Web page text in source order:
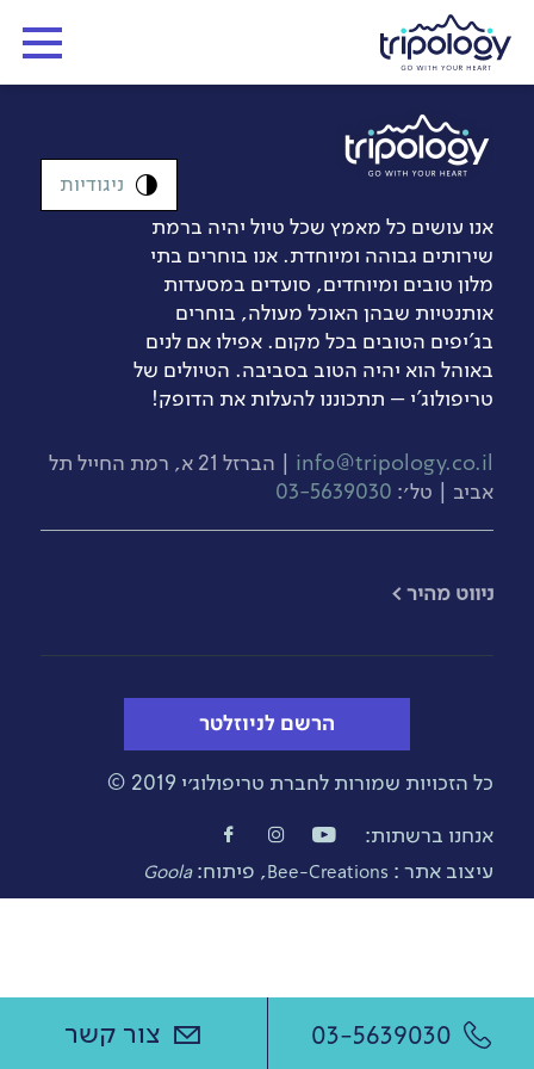
אנו עושים כל מאמץ שכל טיול יהיה ברמת
שירותים גבוהה ומיוחדת. אנו בוחרים בתי
מלון טובים ומיוחדים, סועדים במסעדות
אותנטיות שבהן האוכל מעולה, בוחרים
בג’יפים הטובים בכל מקום. אפילו אם לנים
באוהל הוא יהיה הטוב בסביבה. הטיולים של
טריפולוג'י – תתכוננו להעלות את הדופק!
info@tripology.co.il
| הברזל 21 א, רמת החייל תל
אביב | טל׳: 03-5639030
ניגודיות
​ניווט מהיר >
הרשם לניוזלטר
כל הזכויות שמורות לחברת טריפולוג׳י 2019 ©
עיצוב אתר : Bee-Creations, פיתוח:Goola
אנחנו ברשתות:
03-5639030 צור קשר